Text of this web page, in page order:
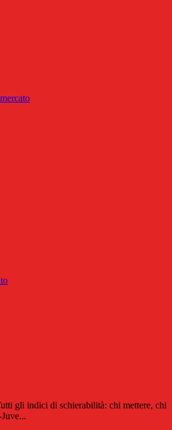
gli indici di schierabilità: chi mettere, chi